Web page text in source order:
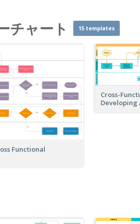
チャート 15 templates
Functional
Cross-